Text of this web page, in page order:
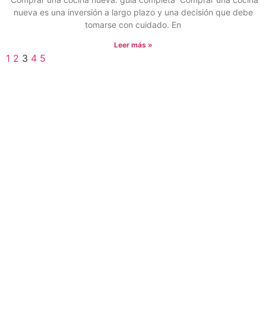
nueva es una inversión a largo plazo y una decisión que debe
tomarse con cuidado. En
Leer más »
1 2 3 4 5